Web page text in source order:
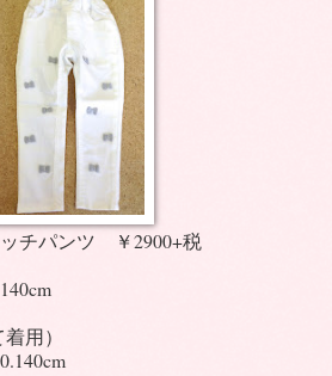
チパンツ ￥2900+税
着用）